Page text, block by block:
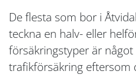
De flesta som bor i
teckna en halv- eller
försäkringstyper är
trafikförsäkring eftersom